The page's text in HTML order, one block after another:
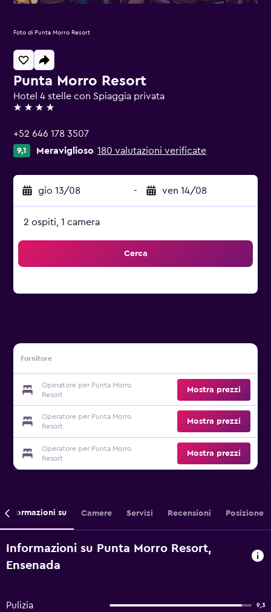
Punta Morro Resort
Hotel 4 stelle con Spiaggia privata
4 stelle
+52 646 178 3507
9,1 Meraviglioso 180 valutazioni verificate
gio 13/08 - ven 14/08
2 ospiti, 1 camera
Cerca
Fornitore
Operatore per Punta Morro
Resort
Mostra prezzi
Operatore per Punta Morro
Resort
Mostra prezzi
Operatore per Punta Morro
Resort
Mostra prezzi
Foto di Punta Morro Resort
Informazioni su Camere Servizi Recensioni Posizione
Informazioni su Punta Morro Resort,
Ensenada
Pulizia 9,3